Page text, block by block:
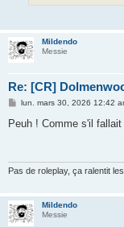
Mildendo
Messie
Re: [CR]
M
s
lun. mars 30, 2026 12:42
Peuh ! Comme s'il
Pas de roleplay, ça ralentit
Mildendo
Messie